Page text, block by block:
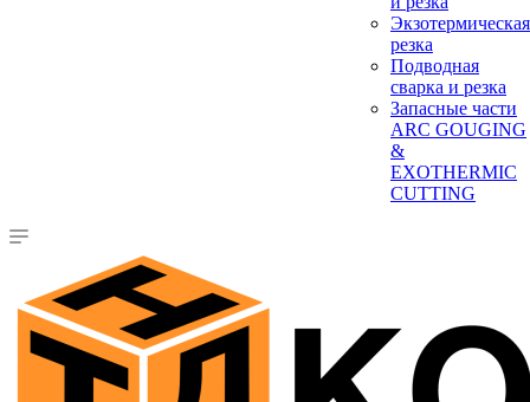
Экзотермическая
резка
Подводная
сварка и резка
Запасные части
ARC GOUGING
&
EXOTHERMIC
CUTTING